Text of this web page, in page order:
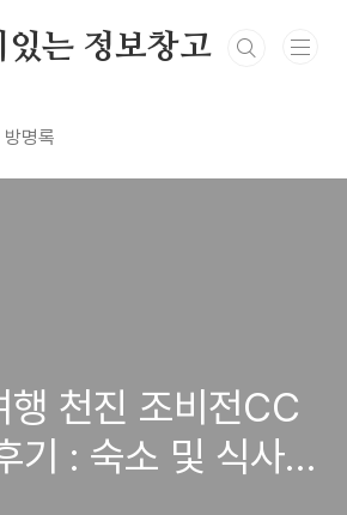
는 정보창고
방명록
행 천진 조비전CC
기 : 숙소 및 식사